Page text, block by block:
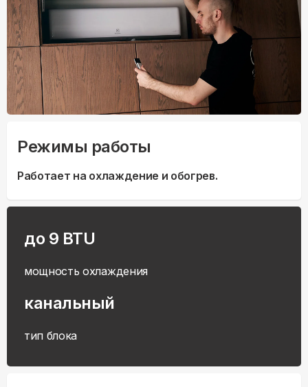
Режимы работы
Работает на охлаждение и обогрев.
до 9 BTU
мощность охлаждения
канальный
тип блока